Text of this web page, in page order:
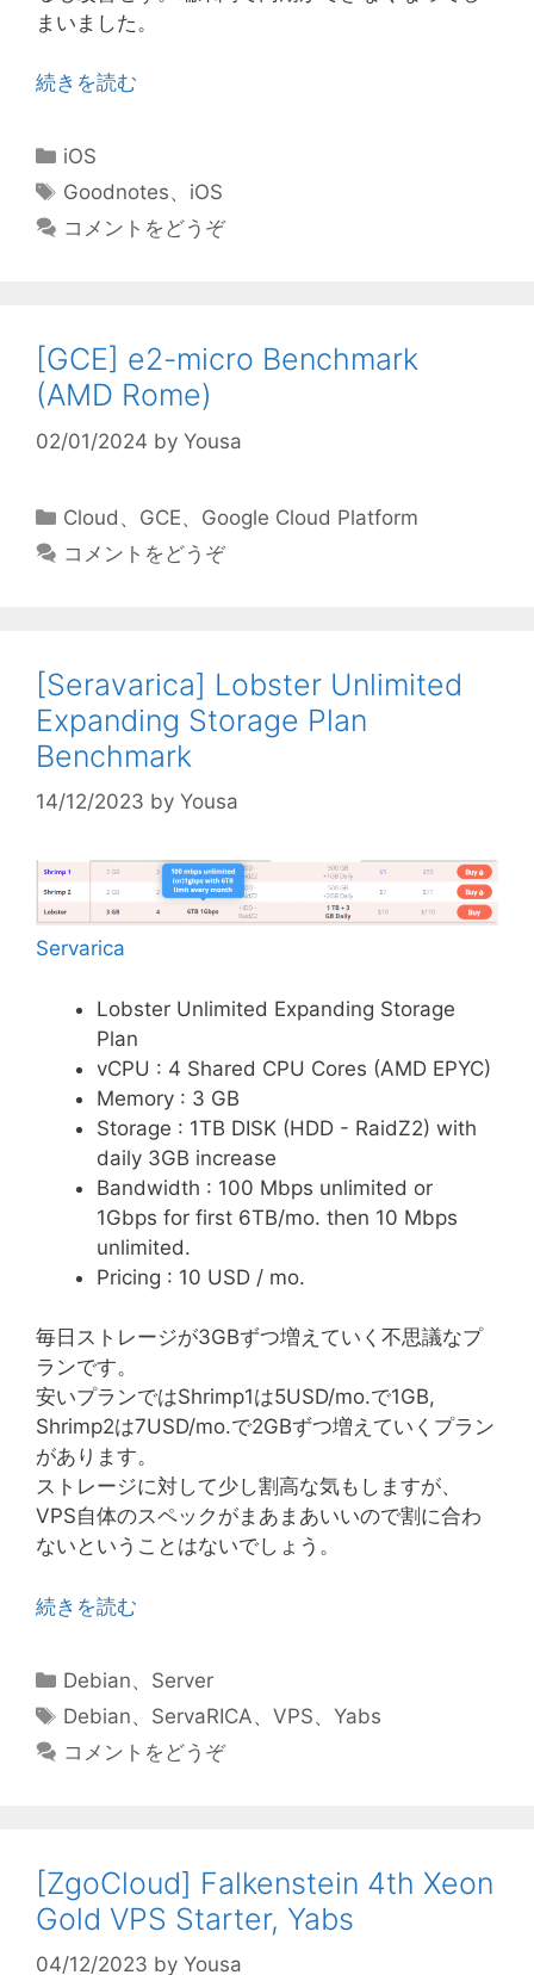
まいました。
続きを読む
カ
テ
リ
iOS
タ
グ
Goodnotes、 iOS
コメントをどうぞ
[GCE] e2-micro Benchmark
(AMD Rome)
02/01/2024 by Yousa
カ
Cloud 、 GCE、 Google Cloud Platform
コメントをどうぞ
[Seravarica] Lobster Unlimited
Expanding Storage Plan
Benchmark
14/12/2023 by Yousa
Servarica
Lobster Unlimited Expanding Storage
Plan
vCPU : 4 Shared CPU Cores (AMD EPYC)
Memory : 3 GB
Storage : 1TB DISK (HDD - RaidZ2) with
daily 3GB increase
Bandwidth : 100 Mbps unlimited or
1Gbps for first 6TB/mo. then 10 Mbps
unlimited.
Pricing : 10 USD / mo.
毎日ストレージが3GBずつ増えていく不思議なプ
ランです。
安いプランではShrimp1は5USD/mo.で1GB,
Shrimp2は7USD/mo.で2GBずつ増えていくプラン
があります。
ストレージに対して少し割高な気もしますが、
VPS自体のスペックがまあまあいいので割に合わ
ないということはないでしょう。
続きを読む
カ
テ
リ
Debian、 Server
タ
Debian、 ServaRICA、VPS、Yabs
コメントをどうぞ
[ZgoCloud] Falkenstein 4th Xeon
Gold VPS Starter, Yabs
04/12/2023 by Yousa